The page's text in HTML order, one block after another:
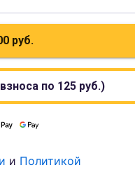
руб.
по 125 руб.)
и Политикой